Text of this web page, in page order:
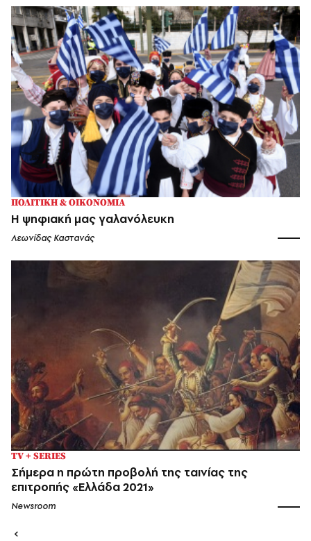
ΠΟΛΙΤΙΚΗ & ΟΙΚΟΝΟΜΙΑ
Η ψηφιακή μας γαλανόλευκη
Λεωνίδας Καστανάς
TV + SERIES
Σήμερα η πρώτη προβολή της ταινίας της
επιτροπής «Ελλάδα 2021»
Newsroom